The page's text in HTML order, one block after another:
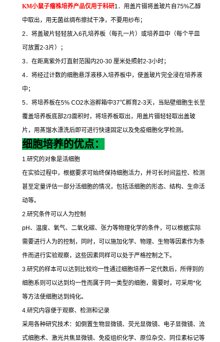
KM小鼠子瘤株培养产品仅用于科研1 ．用盖片镊将盖玻片自75%乙醇
中取出，用无菌丝绸布擦拭干净，不要用纱布；
2 ．将盖玻片轻轻放入6孔培养板（每孔一片）或培养皿中（每个平皿
可放置2-3片）；
3．在距离紫外灯直射范围内20-30 厘米处照射2-3小时；
4．将经过计数的细胞悬浮液移入培养板中，使盖玻片完全浸在培养液
中；
5．将培养板在5% CO2水浴孵箱中37℃孵育2-3天，当贴壁细胞生长至
覆盖培养板底部2/3面积时，将培养板取出，用盖片镊轻轻取出盖玻
片，用蒸馏水漂洗后即可进行快速固定以及免疫细胞化学检测。
细胞培养的优点：
1.研究的对象是活细胞
在实验过程中，根据要求可始终保持细胞活力，并可长时间监控、检测
甚至定量评估一部分活细胞的情况，包括活细胞的形态、结构、生命活
动等。
2.研究条件可以人为控制
pH、温度、氧气、二氧化碳、张力等物理化学的条件，可以根据实际
需要进行人为的控制，同时，可以施加化学、物理、生物等因素作为条
件而进行实验观察，这些因素同样可以处于严格控制之下。
3.研究的样本可以达到比较均一性通过细胞培养一定代数后，所得到的
细胞系则可以达到均一性而属于同一类型的细胞，需要时，可采用*化
等方法使细胞达到纯化。
4.研究内容便于观察、检测和记录
采用各种研究技术：如倒置生物显微镜、荧光显微镜、电子显微镜、流
式细胞术、激光共焦显微镜、免疫组织化学、原位杂交、同位素标记等